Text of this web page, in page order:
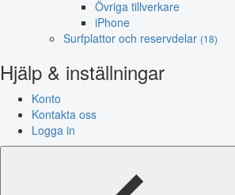
Övriga tillverkare
iPhone
Surfplattor och reservdelar (18)
Hjälp & inställningar
Konto
Kontakta oss
Logga in